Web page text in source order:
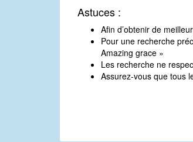
Astuces :
Afin d’obtenir de
Pour une recherche
Amazing grace »
Les recherche ne
Assurez-vous que tous